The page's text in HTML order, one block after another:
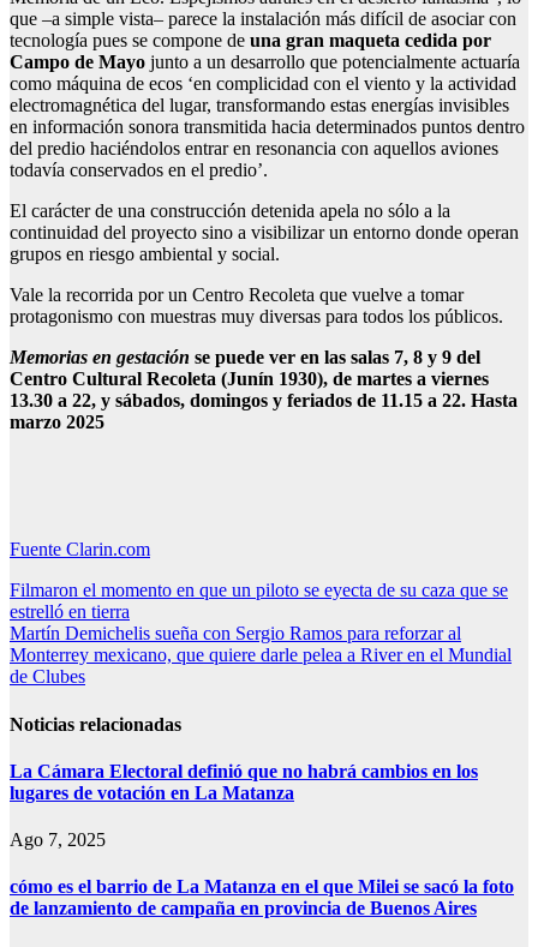
que –a simple vista– parece la instalación más difícil de asociar con
tecnología pues se compone de una gran maqueta cedida por
Campo de Mayo junto a un desarrollo que potencialmente actuaría
como máquina de ecos ‘en complicidad con el viento y la actividad
electromagnética del lugar, transformando estas energías invisibles
en información sonora transmitida hacia determinados puntos dentro
del predio haciéndolos entrar en resonancia con aquellos aviones
todavía conservados en el predio’.
El carácter de una construcción detenida apela no sólo a la
continuidad del proyecto sino a visibilizar un entorno donde operan
grupos en riesgo ambiental y social.
Vale la recorrida por un Centro Recoleta que vuelve a tomar
protagonismo con muestras muy diversas para todos los públicos.
Memorias en gestación se puede ver en las salas 7, 8 y 9 del
Centro Cultural Recoleta (Junín 1930), de martes a viernes
13.30 a 22, y sábados, domingos y feriados de 11.15 a 22. Hasta
marzo 2025
Fuente Clarin.com
Navegación
de
entradas
Filmaron el momento en que un piloto se eyecta de su caza que se
estrelló en tierra
Martín Demichelis sueña con Sergio Ramos para reforzar al
Monterrey mexicano, que quiere darle pelea a River en el Mundial
de Clubes
Noticias relacionadas
La Cámara Electoral definió que no habrá cambios en los
lugares de votación en La Matanza
Ago 7, 2025
cómo es el barrio de La Matanza en el que Milei se sacó la foto
de lanzamiento de campaña en provincia de Buenos Aires